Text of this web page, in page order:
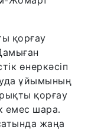
қорғау
өнеркәсіп
ұйымының
қорғау
емес шара.
жаңа